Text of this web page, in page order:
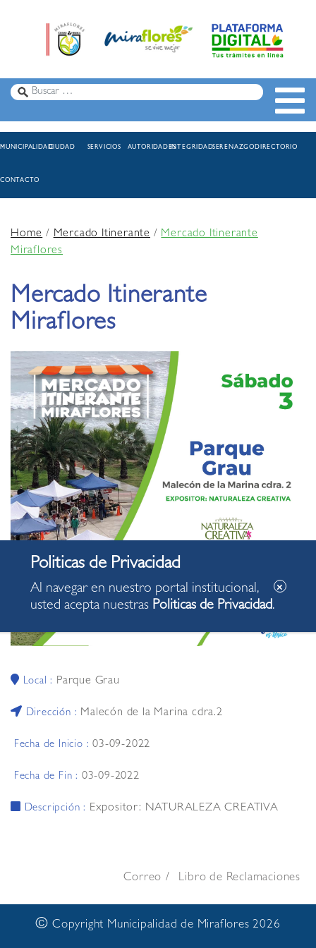
MUNICIPALIDADCIUDAD SERVICIOS AUTORIDADESINTEGRIDADSERENAZGODIRECTORIO
CONTACTO
Home/Mercado Itinerante /Mercado Itinerante
Miraflores
Mercado Itinerante
Miraflores
Local : Parque Grau
Dirección : Malecón de la Marina cdra.2
Fecha de Inicio :03-09-2022
Fecha de Fin : 03-09-2022
Descripción : Expositor: NATURALEZA CREATIVA
Correo Libro de Reclamaciones
© Copyright Municipalidad de Miraflores 2026
Al navegar en nuestro portal institucional,
usted acepta nuestras Politicas de Privacidad.